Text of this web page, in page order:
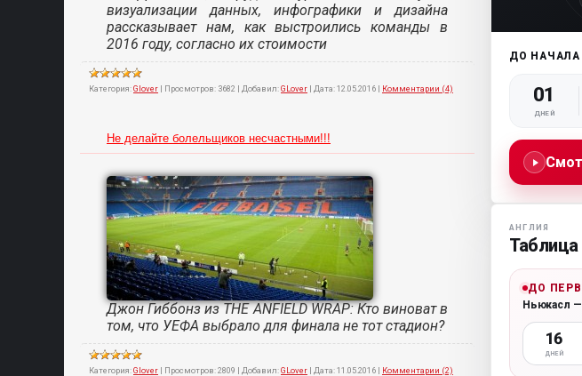
визуализации данных, инфографики и дизайна
рассказывает нам, как выстроились команды в
2016 году, согласно их стоимости
Категория:Glover | Просмотров: 3682 | Добавил:GLover | Дата:12.05.2016 | Комментарии (4)
Не делайте болельщиков несчастными!!!
Джон Гиббонз из THE ANFIELD WRAP: Кто виноват в
том, что УЕФА выбрало для финала не тот стадион?
Категория:Glover | Просмотров:2809 | Добавил:GLover | Дата:11.05.2016 | Комментарии (2)
ДО
01
ДНЕЙ
АНГЛИЯ
ДО
Ньюкасл
16
ДНЕЙ